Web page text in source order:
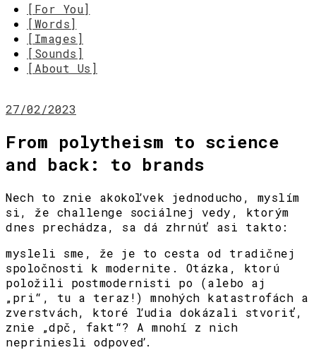
[For You]
[Words]
[Images]
[Sounds]
[About Us]
27/02/2023
From polytheism to science
and back: to brands
Nech to znie akokoľvek jednoducho, myslím
si, že challenge sociálnej vedy, ktorým
dnes prechádza, sa dá zhrnúť asi takto:
mysleli sme, že je to cesta od tradičnej
spoločnosti k modernite. Otázka, ktorú
položili postmodernisti po (alebo aj
„pri“, tu a teraz!) mnohých katastrofách a
zverstvách, ktoré ľudia dokázali stvoriť,
znie „dpč, fakt“? A mnohí z nich
nepriniesli odpoveď.